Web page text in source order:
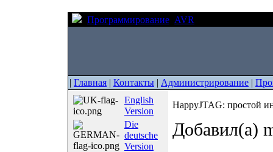
Программирование AVR
| Главная | Контакты | Администрирование |
English
Version
Die
deutsche
Version
HappyJTAG: простой
Добавил(а)